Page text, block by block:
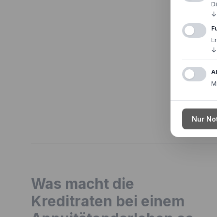
Was macht die
Kreditraten bei einem
↓
↓
Nur